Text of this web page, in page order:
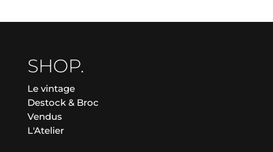
SHOP.
Le vintage
Destock & Broc
Vendus
L'Atelier